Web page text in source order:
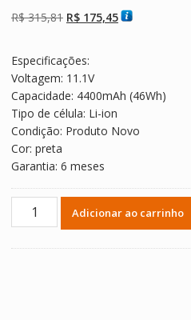
baseado em
avaliações de
R$315,81 O
era:
R$ 315,81.
R$175,45O
Especificações:
Voltagem: 11.1V
Capacidade: 4400mAh (46Wh)
Tipo de célula: Li-ion
Condição: Produto Novo
Cor: preta
Garantia: 6 meses
Bateria
Adicionar ao carrinho